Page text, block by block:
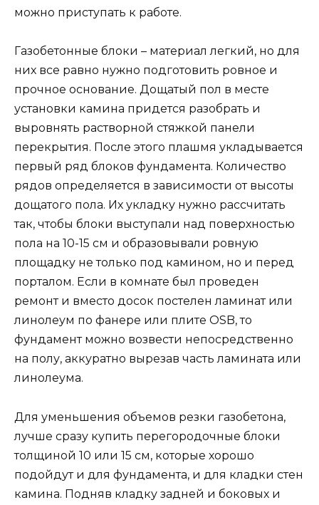
можно приступать к работе.
Газобетонные блоки – материал легкий, но для
них все равно нужно подготовить ровное и
прочное основание. Дощатый пол в месте
установки камина придется разобрать и
выровнять растворной стяжкой панели
перекрытия. После этого плашмя укладывается
первый ряд блоков фундамента. Количество
рядов определяется в зависимости от высоты
дощатого пола. Их укладку нужно рассчитать
так, чтобы блоки выступали над поверхностью
пола на 10-15 см и образовывали ровную
площадку не только под камином, но и перед
порталом. Если в комнате был проведен
ремонт и вместо досок постелен ламинат или
линолеум по фанере или плите OSB, то
фундамент можно возвести непосредственно
на полу, аккуратно вырезав часть ламината или
линолеума.
Для уменьшения объемов резки газобетона,
лучше сразу купить перегородочные блоки
толщиной 10 или 15 см, которые хорошо
подойдут и для фундамента, и для кладки стен
камина. Подняв кладку задней и боковых и